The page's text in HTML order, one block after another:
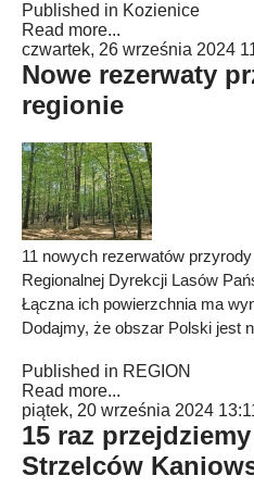
Published in Kozienice
Read more...
czwartek, 26 września 2024
Nowe rezerwaty
regionie
11 nowych rezerwatów
Regionalnej Dyrekcji Lasów
Łączna ich powierzchnia ma
Dodajmy, że obszar Polski jest
Published in REGION
Read more...
piątek, 20 września 2024
15 raz
Strzelców